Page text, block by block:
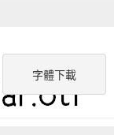
字體下載